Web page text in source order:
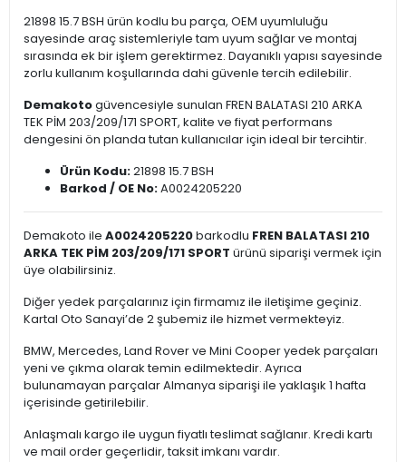
21898 15.7 BSH ürün kodlu bu parça, OEM uyumluluğu
sayesinde araç sistemleriyle tam uyum sağlar ve montaj
sırasında ek bir işlem gerektirmez. Dayanıklı yapısı sayesinde
zorlu kullanım koşullarında dahi güvenle tercih edilebilir.
Demakotogüvencesiyle sunulan FREN BALATASI 210 ARKA
TEK PİM 203/209/171 SPORT, kalite ve fiyat performans
dengesini ön planda tutan kullanıcılar için ideal bir tercihtir.
Ürün Kodu:21898 15.7 BSH
Barkod / OE No:A0024205220
Demakoto ile A0024205220barkodlu FREN BALATASI 210
ARKA TEK PİM 203/209/171 SPORT ürünü siparişi vermek için
üye olabilirsiniz.
Diğer yedek parçalarınız için firmamız ile iletişime geçiniz.
Kartal Oto Sanayi’de 2 şubemiz ile hizmet vermekteyiz.
BMW, Mercedes, Land Rover ve Mini Cooper yedek parçaları
yeni ve çıkma olarak temin edilmektedir. Ayrıca
bulunamayan parçalar Almanya siparişi ile yaklaşık 1 hafta
içerisinde getirilebilir.
Anlaşmalı kargo ile uygun fiyatlı teslimat sağlanır. Kredi kartı
ve mail order geçerlidir, taksit imkanı vardır.